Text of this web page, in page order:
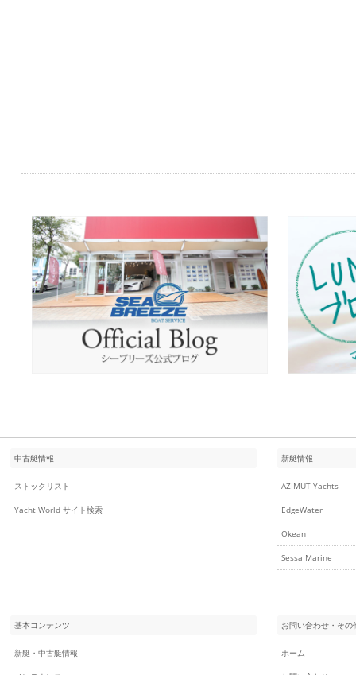
中古艇情報
ストックリスト
Yacht World サイト検索
新艇情報
AZIMUT Yachts
EdgeWater
Okean
Sessa Marine
基本コンテンツ
新艇・中古艇情報
お問い合わせ・その
ホーム